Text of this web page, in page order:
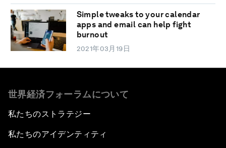
Simple tweaks to your calendar
apps and email can help fight
burnout
2021年03月19日
世界経済フォーラムについて
私たちのストラテジー
私たちのアイデンティティ